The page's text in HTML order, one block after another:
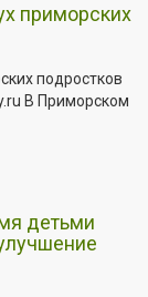
приморских
подростков
В Приморском
детьми